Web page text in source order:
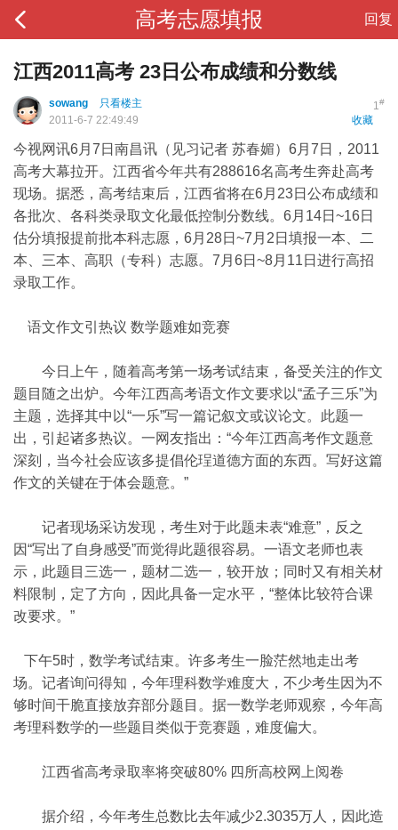
高考志愿填报 回复
江西2011高考 23日公布成绩和分数线
1#
sowang
只看楼主
收藏
2011-6-7 22:49:49
今视网讯6月7日南昌讯（见习记者 苏春媚）6月7日，2011
高考大幕拉开。江西省今年共有288616名高考生奔赴高考
现场。据悉，高考结束后，江西省将在6月23日公布成绩和
各批次、各科类录取文化最低控制分数线。6月14日~16日
估分填报提前批本科志愿，6月28日~7月2日填报一本、二
本、三本、高职（专科）志愿。7月6日~8月11日进行高招
录取工作。
语文作文引热议 数学题难如竞赛
今日上午，随着高考第一场考试结束，备受关注的作文
题目随之出炉。今年江西高考语文作文要求以“孟子三乐”为
主题，选择其中以“一乐”写一篇记叙文或议论文。此题一
出，引起诸多热议。一网友指出：“今年江西高考作文题意
深刻，当今社会应该多提倡伦珵道德方面的东西。写好这篇
作文的关键在于体会题意。”
记者现场采访发现，考生对于此题未表“难意”，反之
因“写出了自身感受”而觉得此题很容易。一语文老师也表
示，此题目三选一，题材二选一，较开放；同时又有相关材
料限制，定了方向，因此具备一定水平，“整体比较符合课
改要求。”
下午5时，数学考试结束。许多考生一脸茫然地走出考
场。记者询问得知，今年理科数学难度大，不少考生因为不
够时间干脆直接放弃部分题目。据一数学老师观察，今年高
考理科数学的一些题目类似于竞赛题，难度偏大。
江西省高考录取率将突破80% 四所高校网上阅卷
据介绍，今年考生总数比去年减少2.3035万人，因此造